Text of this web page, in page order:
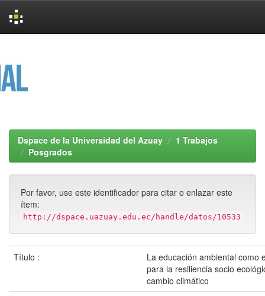
Dspace de la Universidad del Azuay
1 Trabajos
Posgrados
Por favor, use este identificador para citar o enlazar este
ítem:
http://dspace.uazuay.edu.ec/handle/datos/10533
Título :
La educación ambiental como
para la resiliencia socio
cambio climático